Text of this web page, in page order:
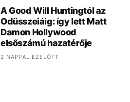
A Good Will Huntingtól az
Odüsszeiáig: így lett Matt
Damon Hollywood
elsőszámú hazatérője
2 NAPPAL EZELŐTT